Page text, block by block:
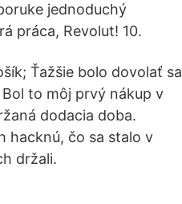
jednoduchý
práca, Revolut! 10.
Ťažšie bolo dovolať sa
to môj prvý nákup v
dodacia doba.
hacknú, čo sa stalo v
držali.